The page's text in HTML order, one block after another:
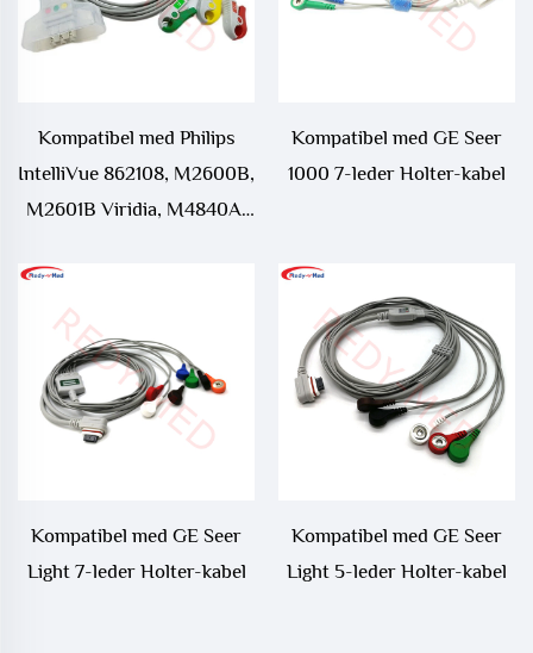
Kompatibel med Philips
IntelliVue 862108, M2600B,
M2601B Viridia, M4840A,
Kompatibel med GE Seer
1000 7-leder Holter-kabel
Kompatibel med GE Seer
Light 7-leder Holter-kabel
Kompatibel med GE Seer
Light 5-leder Holter-kabel